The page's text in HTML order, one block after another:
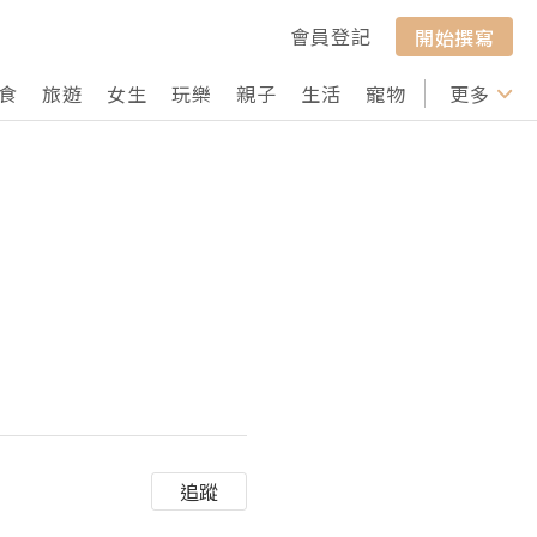
會員登記
開始撰寫
旅遊 女生 玩樂 親子 生活 寵物 行山 打卡
更多
追蹤